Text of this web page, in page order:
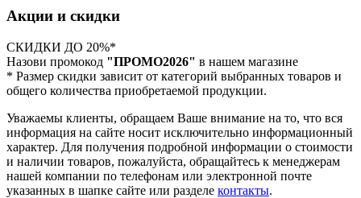
Акции и скидки
СКИДКИ ДО 20%*
Назови промокод "ПРОМО2026" в нашем магазине
* Размер скидки зависит от категорий выбранных товаров и
общего количества приобретаемой продукции.
Уважаемы клиенты, обращаем Ваше внимание на то, что вся
информация на сайте носит исключительно информационный
характер. Для получения подробной информации о стоимости
и наличии товаров, пожалуйста, обращайтесь к менеджерам
нашей компании по телефонам или электронной почте
указанных в шапке сайте или разделе контакты.